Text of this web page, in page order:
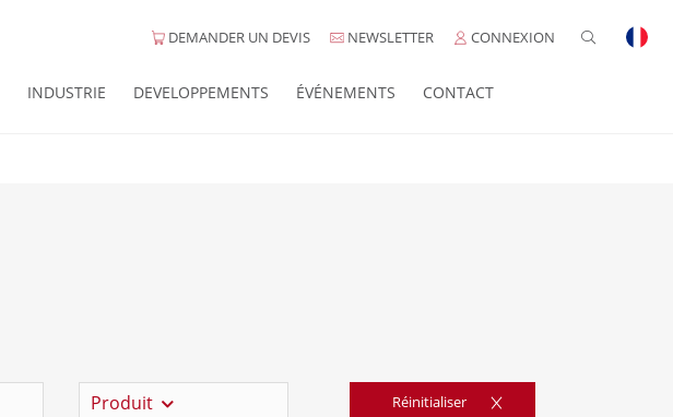
DEMANDER UN DEVIS NEWSLETTER CONNEXION
INDUSTRIE DEVELOPPEMENTS ÉVÉNEMENTS CONTACT
Produit Réinitialiser